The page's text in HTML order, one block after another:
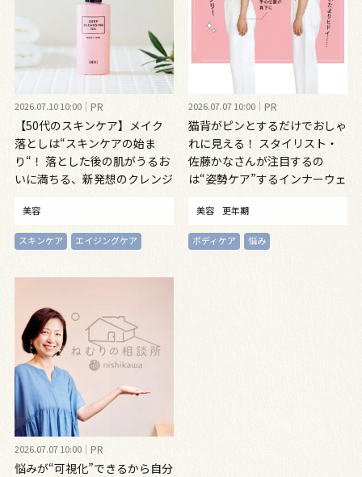
2026.07.10 10:00 PR
【50代のスキンケア】メイク
落としは“スキンケアの始ま
り“！ 落とした後の肌がうるお
いに満ちる、新発想のクレンジ
美容
スキンケア エイジングケア
2026.07.07 10:00 PR
猫背がピンとするだけでおしゃ
れに見える！ スタイリスト・
佐藤かなさんが注目するの
は“姿勢ケア”するインナーウェ
美容 更年期
ボディケア 悩み
2026.07.07 10:00 PR
悩みが“可視化”できるから自分